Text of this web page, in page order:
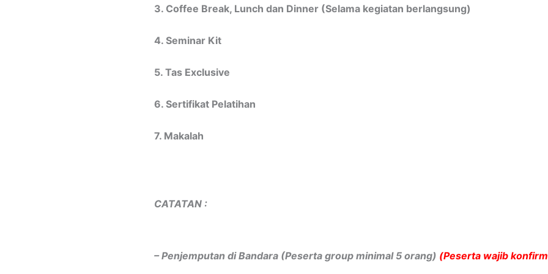
3. Coffee Break, Lunch dan Dinner (Selama kegiatan berlangsung)
4. Seminar Kit
5. Tas Exclusive
6. Sertifikat Pelatihan
7. Makalah
CATATAN :
– Penjemputan di Bandara (Peserta group minimal 5 orang) (Peserta wajib